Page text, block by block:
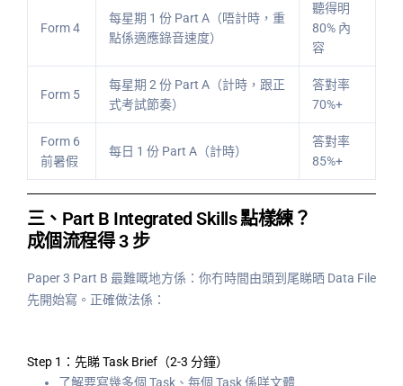
Form 4
每星期 1 份 Part A（唔計時，重
點係適應錄音速度）
聽得明
80% 內
容
Form 5
每星期 2 份 Part A（計時，跟正
式考試節奏）
答對率
70%+
Form 6
前暑假
每日 1 份 Part A（計時）
答對率
85%+
三、Part B Integrated Skills 點樣練？
成個流程得 3 步
Paper 3 Part B 最難嘅地方係：你冇時間由頭到尾睇晒 Data File
先開始寫。正確做法係：
Step 1：先睇 Task Brief（2-3 分鐘）
了解要寫幾多個 Task、每個 Task 係咩文體